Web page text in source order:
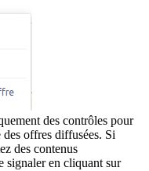
des contrôles pour
offres diffusées. Si
des contenus
signaler en cliquant sur